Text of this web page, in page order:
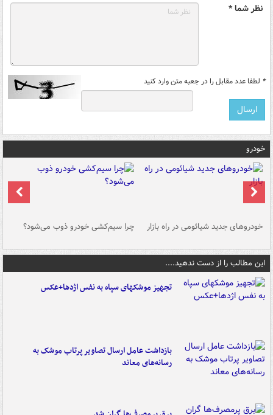
نظر شما *
* لطفا عدد مقابل را در جعبه متن وارد کنید
خودرو
خودروهای جدید شیائومی در راه بازار چرا سیم‌کشی خودرو ذوب می‌شود؟
این مطالب را از دست ندهید....
تجهیز موشکهای سپاه به نفس اژدها+عکس
بازداشت عامل ارسال تصاویر پرتاب موشک به
رسانه‌های معاند